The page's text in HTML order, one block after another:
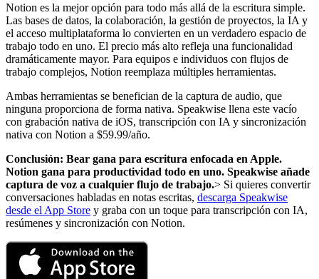
Notion es la mejor opción para todo más allá de la escritura simple.
Las bases de datos, la colaboración, la gestión de proyectos, la IA y
el acceso multiplataforma lo convierten en un verdadero espacio de
trabajo todo en uno. El precio más alto refleja una funcionalidad
dramáticamente mayor. Para equipos e individuos con flujos de
trabajo complejos, Notion reemplaza múltiples herramientas.
Ambas herramientas se benefician de la captura de audio, que
ninguna proporciona de forma nativa. Speakwise llena este vacío
con grabación nativa de iOS, transcripción con IA y sincronización
nativa con Notion a $59.99/año.
Conclusión: Bear gana para escritura enfocada en Apple.
Notion gana para productividad todo en uno. Speakwise añade
captura de voz a cualquier flujo de trabajo.> Si quieres convertir
conversaciones habladas en notas escritas, descarga Speakwise
desde el App Store y graba con un toque para transcripción con IA,
resúmenes y sincronización con Notion.